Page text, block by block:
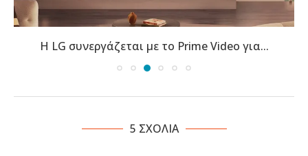
Η LG συνεργάζεται με το Prime Video για...
5 ΣΧΟΛΙΑ